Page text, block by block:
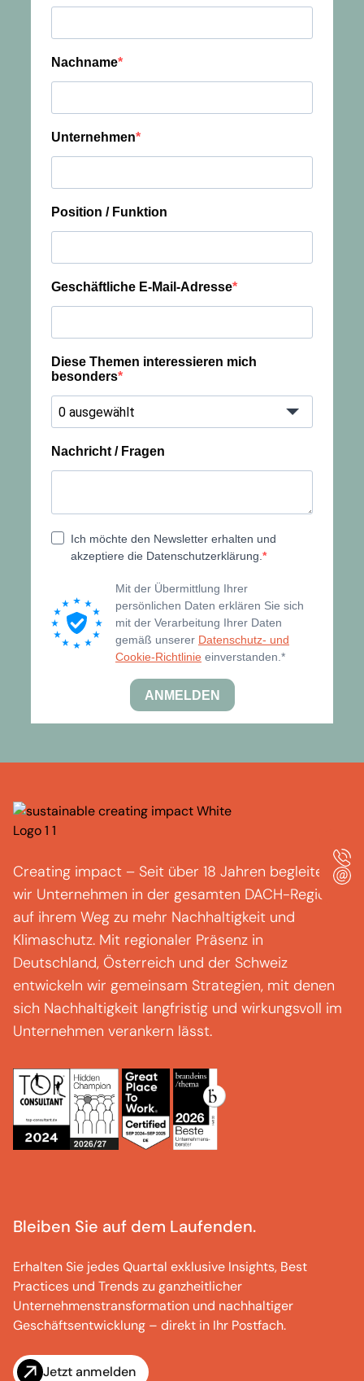
Creating impact – Seit über 18 Jahren begleiten
wir Unternehmen in der gesamten DACH-Region
auf ihrem Weg zu mehr Nachhaltigkeit und
Klimaschutz. Mit regionaler Präsenz in
Deutschland, Österreich und der Schweiz
entwickeln wir gemeinsam Strategien, mit denen
sich Nachhaltigkeit langfristig und wirkungsvoll im
Unternehmen verankern lässt.
Bleiben Sie auf dem Laufenden.
Erhalten Sie jedes Quartal exklusive Insights, Best
Practices und Trends zu ganzheitlicher
Unternehmenstransformation und nachhaltiger
Geschäftsentwicklung – direkt in Ihr Postfach.
Jetzt anmelden